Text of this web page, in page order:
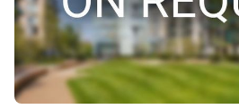
プールつき
ジムあり
Wifi完備